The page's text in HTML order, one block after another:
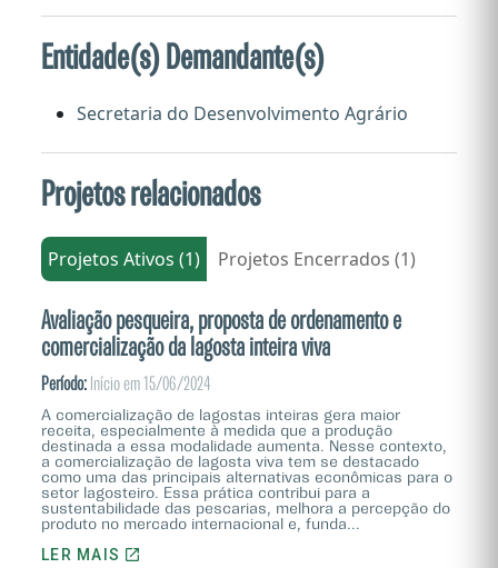
Entidade(s) Demandante(s)
Secretaria do Desenvolvimento Agrário
Projetos relacionados
Projetos Ativos (1) Projetos Encerrados (1)
Avaliação pesqueira, proposta de ordenamento e
comercialização da lagosta inteira viva
Período: Início em 15/06/2024
A comercialização de lagostas inteiras gera maior
receita, especialmente à medida que a produção
destinada a essa modalidade aumenta. Nesse contexto,
a comercialização de lagosta viva tem se destacado
como uma das principais alternativas econômicas para o
setor lagosteiro. Essa prática contribui para a
sustentabilidade das pescarias, melhora a percepção do
produto no mercado internacional e, funda...
LER MAIS